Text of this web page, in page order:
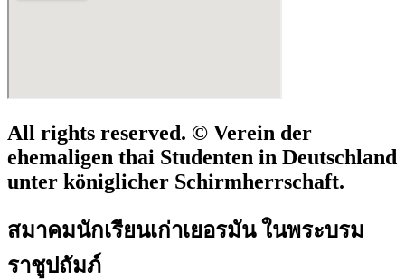
All rights reserved. © Verein der
ehemaligen thai Studenten in Deutschland
unter königlicher Schirmherrschaft.
สมาคมนักเรียนเก่าเยอรมัน ในพระบรม
ราชูปถัมภ์